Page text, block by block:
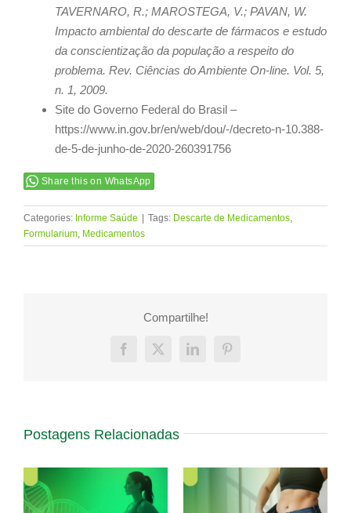
TAVERNARO, R.; MAROSTEGA, V.; PAVAN, W.
Impacto ambiental do descarte de fármacos e estudo
da conscientização da população a respeito do
problema. Rev. Ciências do Ambiente On-line. Vol. 5,
n. 1, 2009.
Site do Governo Federal do Brasil –
https://www.in.gov.br/en/web/dou/-/decreto-n-10.388-
de-5-de-junho-de-2020-260391756
Share this on WhatsApp
Categories: Informe Saúde Tags: Descarte de Medicamentos,
Formularium, Medicamentos
Compartilhe!
Facebook
X LinkedInPinterest
Postagens Relacionadas